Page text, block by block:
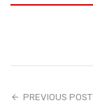
PREVIOUS POST